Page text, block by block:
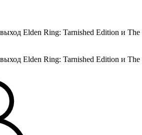
Elden Ring: Tarnished Edition и The
Elden Ring: Tarnished Edition и The